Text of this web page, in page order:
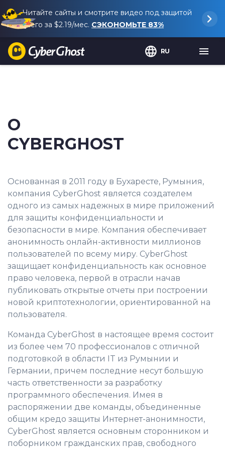
Читайте сайты и смотрите видео под защитой
всего за $2.19/мес. СЭКОНОМЬТЕ 83%
RU
О
CYBERGHOST
Основанная в 2011 году в Бухаресте, Румыния,
компания CyberGhost является создателем
одного из самых надежных в мире приложений
для защиты конфиденциальности и
безопасности в мире. Компания обеспечивает
анонимность онлайн-активности миллионов
пользователей по всему миру. CyberGhost
защищает конфиденциальность как основное
право человека, первой в отрасли начав
публиковать открытые отчеты при построении
новой криптотехнологии, ориентированной на
пользователя.
Команда CyberGhost в настоящее время состоит
из более чем 70 профессионалов с отличной
подготовкой в области IT из Румынии и
Германии, причем последние несут большую
часть ответственности за разработку
программного обеспечения. Имея в
распоряжении две команды, объединенные
общим кредо защиты Интернет-анонимности,
CyberGhost является основным сторонником и
поборником гражданских прав, свободного